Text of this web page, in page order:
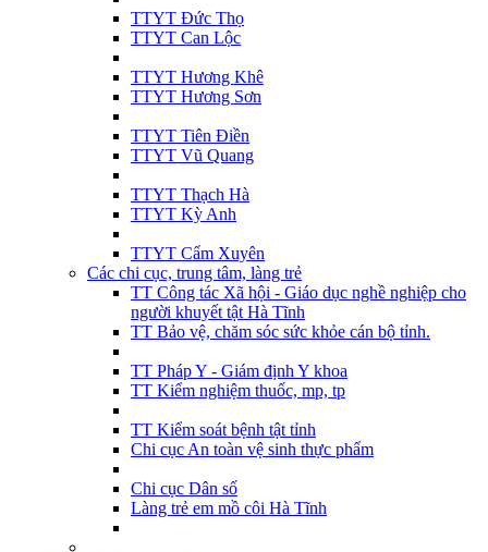
TTYT Đức Thọ
TTYT Can Lộc
TTYT Hương Khê
TTYT Hương Sơn
TTYT Tiên Điền
TTYT Vũ Quang
TTYT Thạch Hà
TTYT Kỳ Anh
TTYT Cẩm Xuyên
Các chi cục, trung tâm, làng trẻ
TT Công tác Xã hội - Giáo dục nghề nghiệp cho
người khuyết tật Hà Tĩnh
TT Bảo vệ, chăm sóc sức khỏe cán bộ tỉnh.
TT Pháp Y - Giám định Y khoa
TT Kiểm nghiệm thuốc, mp, tp
TT Kiểm soát bệnh tật tỉnh
Chi cục An toàn vệ sinh thực phẩm
Chi cục Dân số
Làng trẻ em mồ côi Hà Tĩnh